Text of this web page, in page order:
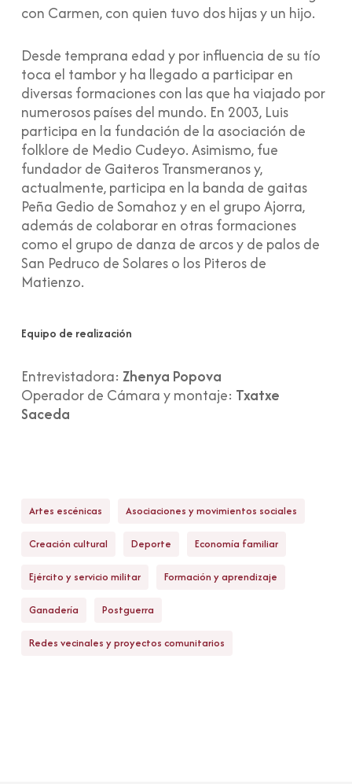
con Carmen, con quien tuvo dos hijas y un hijo.
Desde temprana edad y por influencia de su tío
toca el tambor y ha llegado a participar en
diversas formaciones con las que ha viajado por
numerosos países del mundo. En 2003, Luis
participa en la fundación de la asociación de
folklore de Medio Cudeyo. Asimismo, fue
fundador de Gaiteros Transmeranos y,
actualmente, participa en la banda de gaitas
Peña Gedio de Somahoz y en el grupo Ajorra,
además de colaborar en otras formaciones
como el grupo de danza de arcos y de palos de
San Pedruco de Solares o los Piteros de
Matienzo.
Equipo de realización
Entrevistadora: Zhenya Popova
Operador de Cámara y montaje: Txatxe
Saceda
Artes escénicas Asociaciones y movimientos sociales
Creación cultural Deporte Economía familiar
Ejército y servicio militar Formación y aprendizaje
Ganadería Postguerra
Redes vecinales y proyectos comunitarios